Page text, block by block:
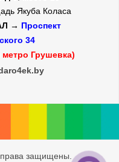
Якуба Коласа
→ Проспект
34
метро Грушевка)
защищены.